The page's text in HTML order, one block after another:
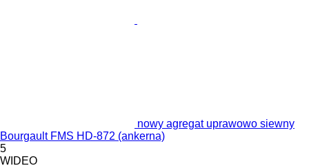
nowy agregat uprawowo siewny
Bourgault FMS HD-872 (ankerna)
5
WIDEO